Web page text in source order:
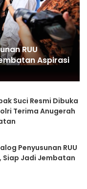
Pemeriksaan
Secara
Suci Resmi Dibuka
Terima Anugerah
Penyusunan RUU
Siap Jadi Jembatan